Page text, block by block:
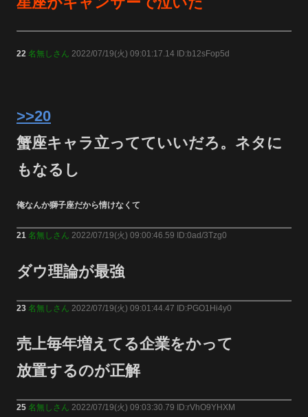
22 名無しさん 2022/07/19(火) 09:01:17.14 ID:b12sFop5d
>>20
蟹座キャラ立ってていいだろ。ネタに
もなるし
俺なんか獅子座だから情けなくて
21 名無しさん 2022/07/19(火) 09:00:46.59 ID:0ad/3Tzg0
ダウ理論が最強
23 名無しさん 2022/07/19(火) 09:01:44.47 ID:PGO1Hi4y0
売上毎年増えてる企業をかって
放置するのが正解
25 名無しさん 2022/07/19(火) 09:03:30.79 ID:rVhO9YHXM